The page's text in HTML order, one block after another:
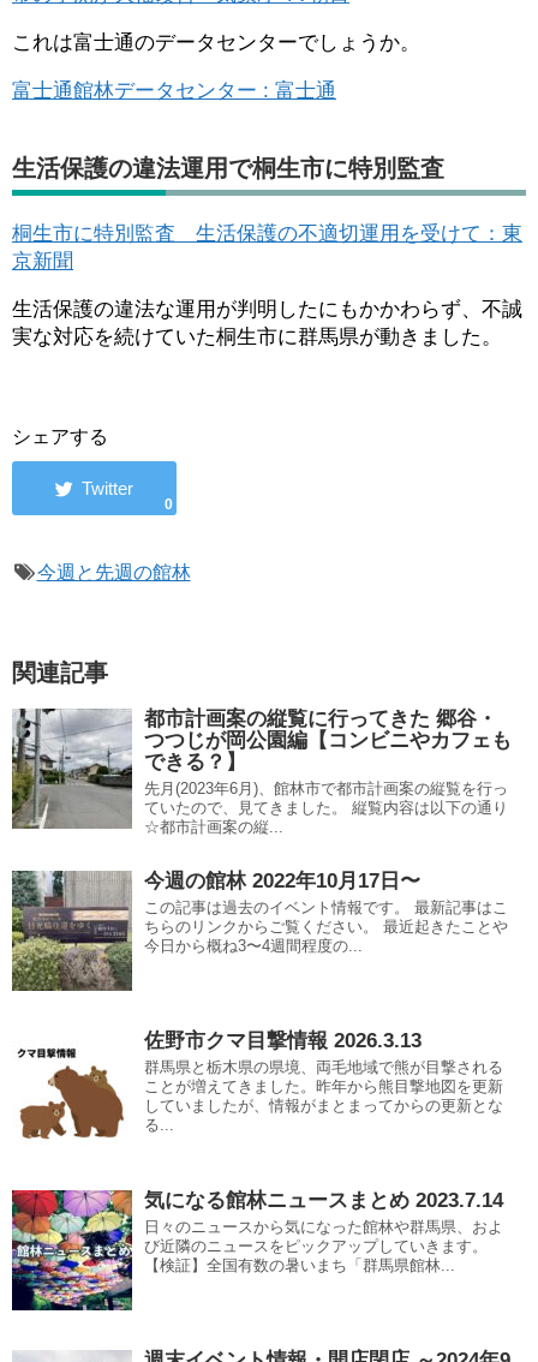
これは富士通のデータセンターでしょうか。
富士通館林データセンター : 富士通
生活保護の違法運用で桐生市に特別監査
桐生市に特別監査 生活保護の不適切運用を受けて：東
京新聞
生活保護の違法な運用が判明したにもかかわらず、不誠
実な対応を続けていた桐生市に群馬県が動きました。
シェアする
0
今週と先週の館林
関連記事
都市計画案の縦覧に行ってきた 郷谷・
つつじが岡公園編【コンビニやカフェも
できる？】
先月(2023年6月)、館林市で都市計画案の縦覧を行っ
ていたので、見てきました。 縦覧内容は以下の通り
☆都市計画案の縦...
今週の館林 2022年10月17日〜
この記事は過去のイベント情報です。 最新記事はこ
ちらのリンクからご覧ください。 最近起きたことや
今日から概ね3〜4週間程度の...
佐野市クマ目撃情報 2026.3.13
群馬県と栃木県の県境、両毛地域で熊が目撃される
ことが増えてきました。昨年から熊目撃地図を更新
していましたが、情報がまとまってからの更新とな
る...
気になる館林ニュースまとめ 2023.7.14
日々のニュースから気になった館林や群馬県、およ
び近隣のニュースをピックアップしていきます。
【検証】全国有数の暑いまち「群馬県館林...